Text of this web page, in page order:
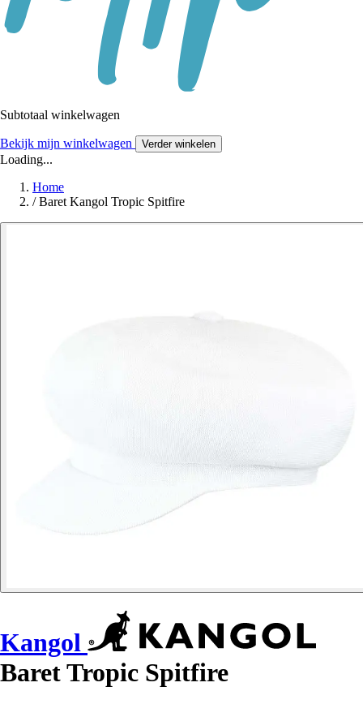
Subtotaal winkelwagen
Bekijk mijn winkelwagen Verder winkelen
Loading...
Home
/ Baret Kangol Tropic Spitfire
Kangol
Baret Tropic Spitfire